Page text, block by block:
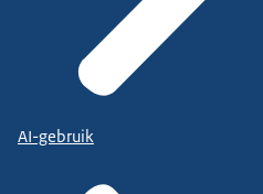
AI-gebruik